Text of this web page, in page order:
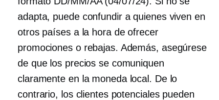
adapta, puede confundir a quienes viven en
otros países a la hora de ofrecer
promociones o rebajas. Además, asegúrese
de que los precios se comuniquen
claramente en la moneda local. De lo
contrario, los clientes potenciales pueden